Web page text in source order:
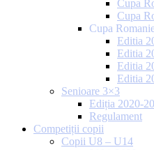
Cupa
Cupa
Cupa
Editia
Editia
Editia
Editia
Senioare 3×3
Ediția 2020-
Regulament
Competiții copii
Copii U8 – U14